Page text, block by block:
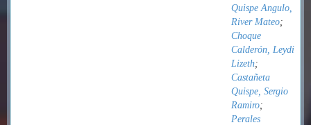
Quispe Angulo,
River Mateo;
Choque
Calderón, Leydi
Lizeth;
Castañeta
Quispe, Sergio
Ramiro;
Perales